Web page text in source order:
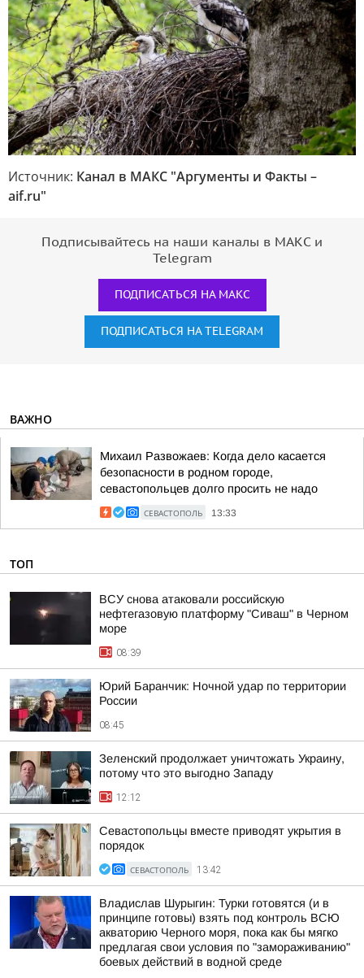
Источник: Канал в МАКС "Аргументы и Факты –
aif.ru"
Подписывайтесь на наши каналы в МАКС и
Telegram
ПОДПИСАТЬСЯ НА МАКС
ПОДПИСАТЬСЯ НА TELEGRAM
ВАЖНО
Михаил Развожаев: Когда дело касается
безопасности в родном городе,
севастопольцев долго просить не надо
СЕВАСТОПОЛЬ 13:33
ТОП
ВСУ снова атаковали российскую
нефтегазовую платформу "Сиваш" в Черном
море
08:39
Юрий Баранчик: Ночной удар по территории
России
08:45
Зеленский продолжает уничтожать Украину,
потому что это выгодно Западу
12:12
Севастопольцы вместе приводят укрытия в
порядок
СЕВАСТОПОЛЬ 13:42
Владислав Шурыгин: Турки готовятся (и в
принципе готовы) взять под контроль ВСЮ
акваторию Черного моря, пока как бы мягко
предлагая свои условия по "замораживанию"
боевых действий в водной среде